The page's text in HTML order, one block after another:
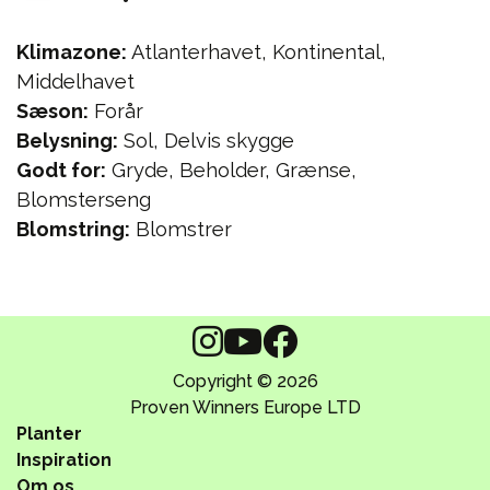
Klimazone: Atlanterhavet, Kontinental,
Middelhavet
Sæson: Forår
Belysning: Sol, Delvis skygge
Godt for: Gryde, Beholder, Grænse,
Blomsterseng
Blomstring: Blomstrer
Copyright © 2026
Proven Winners Europe LTD
Planter
Inspiration